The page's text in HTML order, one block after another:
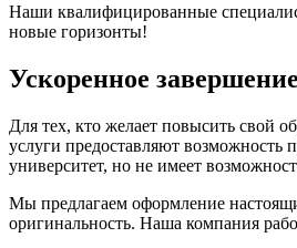
Наши квалифицированные
новые горизонты!
Ускоренное
Для тех, кто желает повысить свой
услуги предоставляют возможность
университет, но не имеет
Мы предлагаем оформление
оригинальность. Наша компания